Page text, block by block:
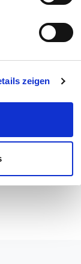
zeigen